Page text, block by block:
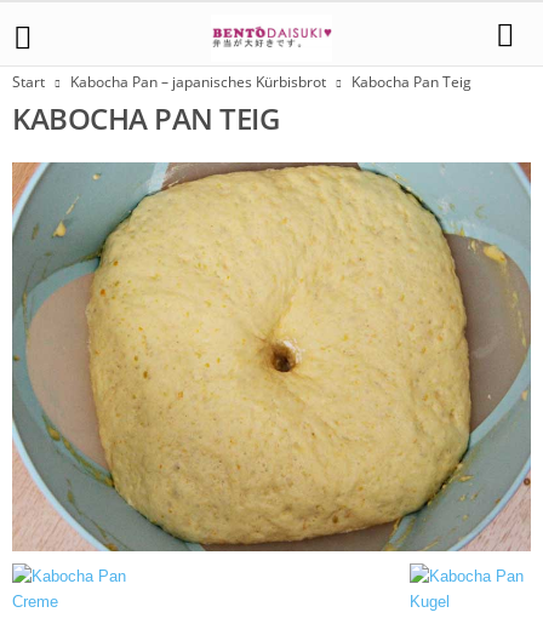
Start Kabocha Pan – japanisches Kürbisbrot Kabocha Pan Teig
KABOCHA PAN TEIG